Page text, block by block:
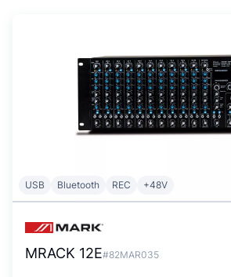
USB Bluetooth REC +48V
MRACK 12E#82MAR035